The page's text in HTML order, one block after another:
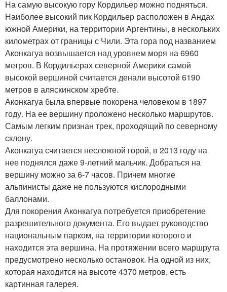
На самую высокую гору Кордильер можно подняться.
Наиболее высокий пик Кордильер расположен в Андах
южной Америки, на территории Аргентины, в нескольких
километрах от границы с Чили. Эта гора под названием
Аконкагуа возвышается над уровнем моря на 6960
метров. В Кордильерах северной Америки самой
высокой вершиной считается денали высотой 6190
метров в аляскинском хребте.
Аконкагуа была впервые покорена человеком в 1897
году. На ее вершину проложено несколько маршрутов.
Самым легким признан трек, проходящий по северному
склону.
Аконкагуа считается несложной горой, в 2013 году на
нее поднялся даже 9-летний мальчик. Добраться на
вершину можно за 6-7 часов. Причем многие
альпинисты даже не пользуются кислородными
баллонами.
Для покорения Аконкагуа потребуется приобретение
разрешительного документа. Его выдает руководство
национальным парком, на территории которого и
находится эта вершина. На протяжении всего маршрута
предусмотрено несколько остановок. На одной из них,
которая находится на высоте 4370 метров, есть
картинная галерея.